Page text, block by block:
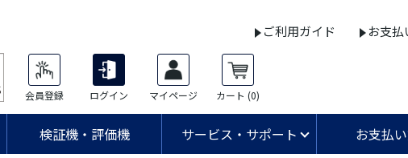
ご利用ガイド お支
会員登録 ログイン マイページ カート (0)
検証機・評価機 サービス・サポート お支払